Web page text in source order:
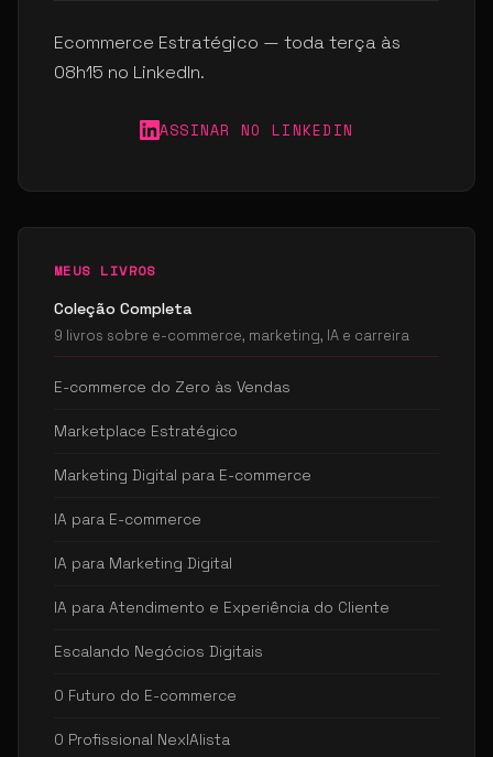
Ecommerce Estratégico — toda terça às
08h15 no LinkedIn.
ASSINAR NO LINKEDIN
MEUS LIVROS
Coleção Completa
9 livros sobre e-commerce, marketing, IA e carreira
E-commerce do Zero às Vendas
Marketplace Estratégico
Marketing Digital para E-commerce
IA para E-commerce
IA para Marketing Digital
IA para Atendimento e Experiência do Cliente
Escalando Negócios Digitais
O Futuro do E-commerce
O Profissional NexIAlista